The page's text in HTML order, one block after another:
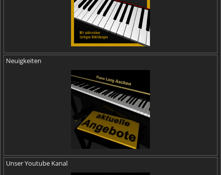
Neuigkeiten
Unser Youtube Kanal